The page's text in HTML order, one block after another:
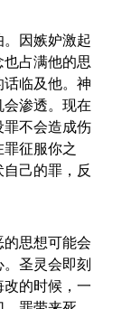
因嫉妒激起
占满他的思
临及他。神
渗透。现在
不会造成伤
征服你之
己的罪，反
思想可能会
圣灵会即刻
的时候，一